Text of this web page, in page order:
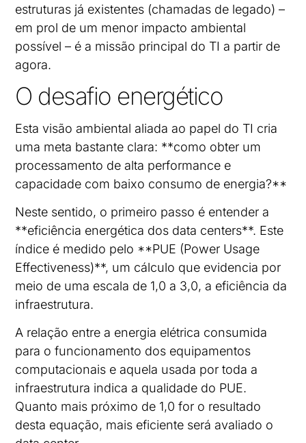
estruturas já existentes (chamadas de legado) –
em prol de um menor impacto ambiental
possível – é a missão principal do TI a partir de
agora.
O desafio energético
Esta visão ambiental aliada ao papel do TI cria
uma meta bastante clara: **como obter um
processamento de alta performance e
capacidade com baixo consumo de energia?**
Neste sentido, o primeiro passo é entender a
**eficiência energética dos data centers**. Este
índice é medido pelo **PUE (Power Usage
Effectiveness)**, um cálculo que evidencia por
meio de uma escala de 1,0 a 3,0, a eficiência da
infraestrutura.
A relação entre a energia elétrica consumida
para o funcionamento dos equipamentos
computacionais e aquela usada por toda a
infraestrutura indica a qualidade do PUE.
Quanto mais próximo de 1,0 for o resultado
desta equação, mais eficiente será avaliado o